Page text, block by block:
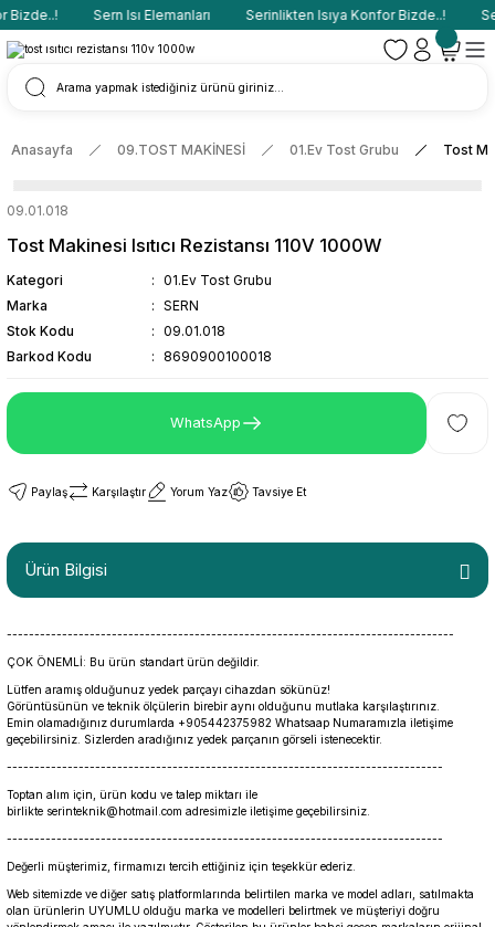
Sern Isı Elemanları Serinlikten Isıya Konfor Bizde..!
Anasayfa 09.TOST MAKİNESİ 01.Ev Tost Grubu Tost
09.01.018
Tost Makinesi Isıtıcı Rezistansı 110V 1000W
Kategori
01.Ev Tost Grubu
Marka
SERN
Stok Kodu
09.01.018
Barkod Kodu
8690900100018
WhatsApp
Paylaş Karşılaştır Yorum Yaz Tavsiye Et
Ürün Bilgisi
---------------------------------------------------------------------------------
ÇOK ÖNEMLİ: Bu ürün standart ürün değildir.
Lütfen aramış olduğunuz yedek parçayı cihazdan sökünüz!
Görüntüsünün ve teknik ölçülerin birebir aynı olduğunu mutlaka karşılaştırınız.
Emin olamadığınız durumlarda +905442375982 Whatsaap Numaramızla iletişime
geçebilirsiniz. Sizlerden aradığınız yedek parçanın görseli istenecektir.
-------------------------------------------------------------------------------
Toptan alım için, ürün kodu ve talep miktarı ile
birlikte serinteknik@hotmail.com adresimizle iletişime geçebilirsiniz.
-------------------------------------------------------------------------------
Değerli müşterimiz, firmamızı tercih ettiğiniz için teşekkür ederiz.
Web sitemizde ve diğer satış platformlarında belirtilen marka ve model adları, satılmakta
olan ürünlerin UYUMLU olduğu marka ve modelleri belirtmek ve müşteriyi doğru